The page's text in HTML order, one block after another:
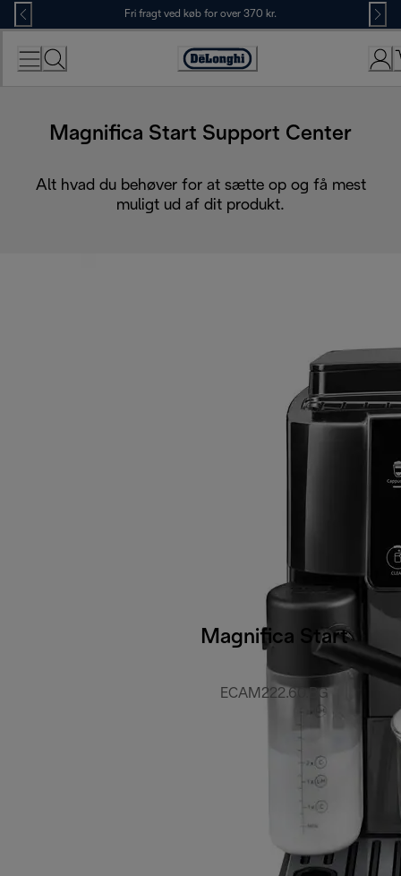
Skip
to
Content
Fri fragt ved køb for over 370 kr.
Accessibility
Magnifica Start Support Center
Alt hvad du behøver for at sætte op og få mest
muligt ud af dit produkt.
Magnifica Start
ECAM222.60.BG